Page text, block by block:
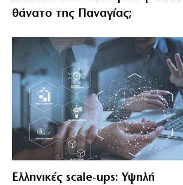
θάνατο της Παναγίας;
Ελληνικές scale-ups: Υψηλή